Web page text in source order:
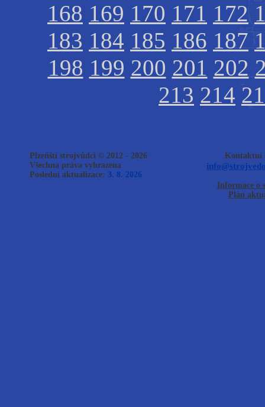
168 169 170 171 172
183 184 185 186 187
198 199 200 201 202
213 214
Plzeňští strojvůdci © 2012 - 2026
Všechna práva vyhrazena
Poslední aktualizace: 3. 8. 2026
Kontaktní
Informace o
Plán